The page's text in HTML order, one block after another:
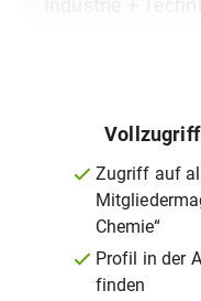
Zugriff auf
Chemie“
Profil in der
finden